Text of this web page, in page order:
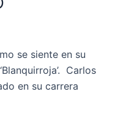
se siente en su
Carlos
en su carrera